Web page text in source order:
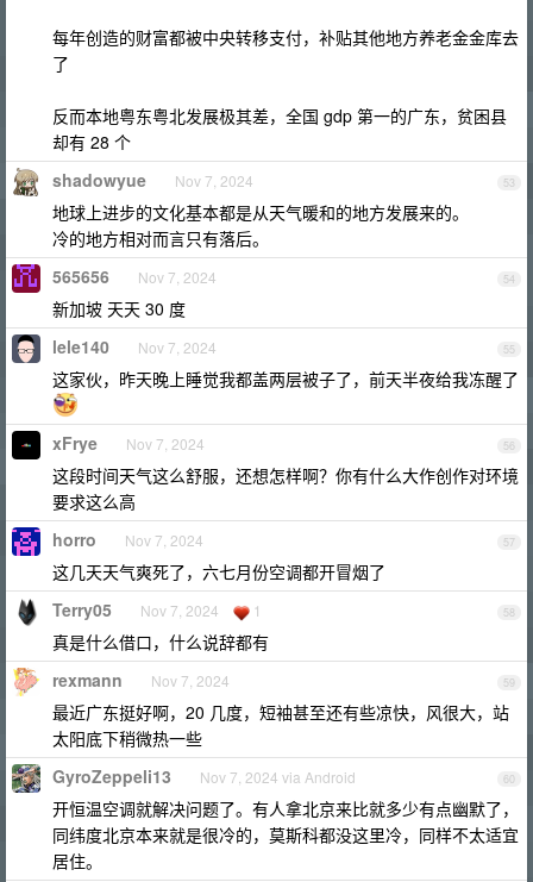
每年创造的财富都被中央转移支付，补贴其他地方养老金金库去
了
反而本地粤东粤北发展极其差，全国 gdp 第一的广东，贫困县
却有 28 个
53
shadowyue Nov 7, 2024
地球上进步的文化基本都是从天气暖和的地方发展来的。
冷的地方相对而言只有落后。
54
565656 Nov 7, 2024
新加坡 天天 30 度
55
lele140 Nov 7, 2024
这家伙，昨天晚上睡觉我都盖两层被子了，前天半夜给我冻醒了
56
xFrye Nov 7, 2024
这段时间天气这么舒服，还想怎样啊？你有什么大作创作对环境
要求这么高
57
horro Nov 7, 2024
这几天天气爽死了，六七月份空调都开冒烟了
58
Terry05 Nov 7, 2024 1
真是什么借口，什么说辞都有
59
rexmann Nov 7, 2024
最近广东挺好啊，20 几度，短袖甚至还有些凉快，风很大，站
太阳底下稍微热一些
60
GyroZeppeli13 Nov 7, 2024 via Android
开恒温空调就解决问题了。有人拿北京来比就多少有点幽默了，
同纬度北京本来就是很冷的，莫斯科都没这里冷，同样不太适宜
居住。